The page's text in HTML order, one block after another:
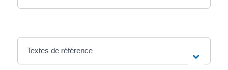
Textes de référence